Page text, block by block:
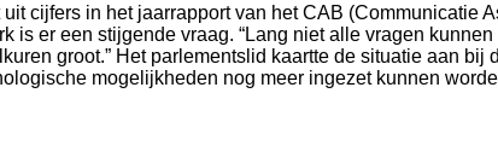
cijfers in het jaarrapport van het CAB (Communicatie
er een stijgende vraag. “Lang niet alle vragen
groot.” Het parlementslid kaartte de situatie aan bij
mogelijkheden nog meer ingezet kunnen